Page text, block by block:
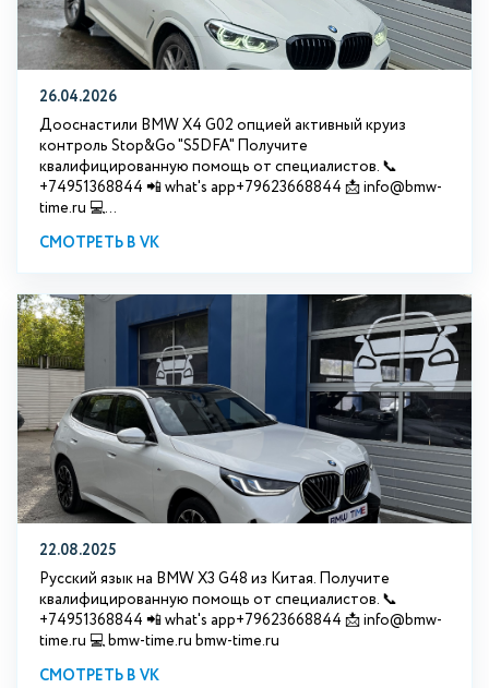
26.04.2026
Дооснастили BMW X4 G02 опцией активный круиз
контроль Stop&Go "S5DFA" Получите
квалифицированную помощь от специалистов. 📞
+74951368844 📲 what's app+79623668844 📩 info@bmw-
time.ru 💻...
СМОТРЕТЬ В VK
22.08.2025
Русский язык на BMW X3 G48 из Китая. Получите
квалифицированную помощь от специалистов. 📞
+74951368844 📲 what's app+79623668844 📩 info@bmw-
time.ru 💻 bmw-time.ru bmw-time.ru
СМОТРЕТЬ В VK